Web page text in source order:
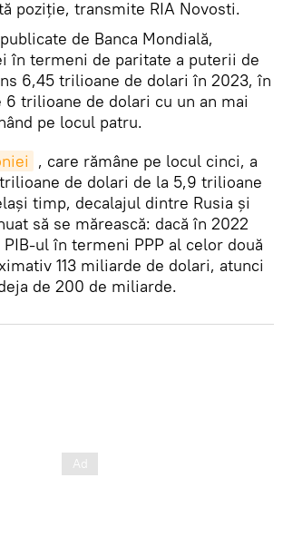
poziție, transmite RIA Novosti.
de Banca Mondială,
în termeni de paritate a puterii de
6,45 trilioane de dolari în 2023, în
6 trilioane de dolari cu un an mai
pe locul patru.
, care rămâne pe locul cinci, a
de dolari de la 5,9 trilioane
timp, decalajul dintre Rusia și
să se mărească: dacă în 2022
ul în termeni PPP al celor două
113 miliarde de dolari, atunci
de 200 de miliarde.